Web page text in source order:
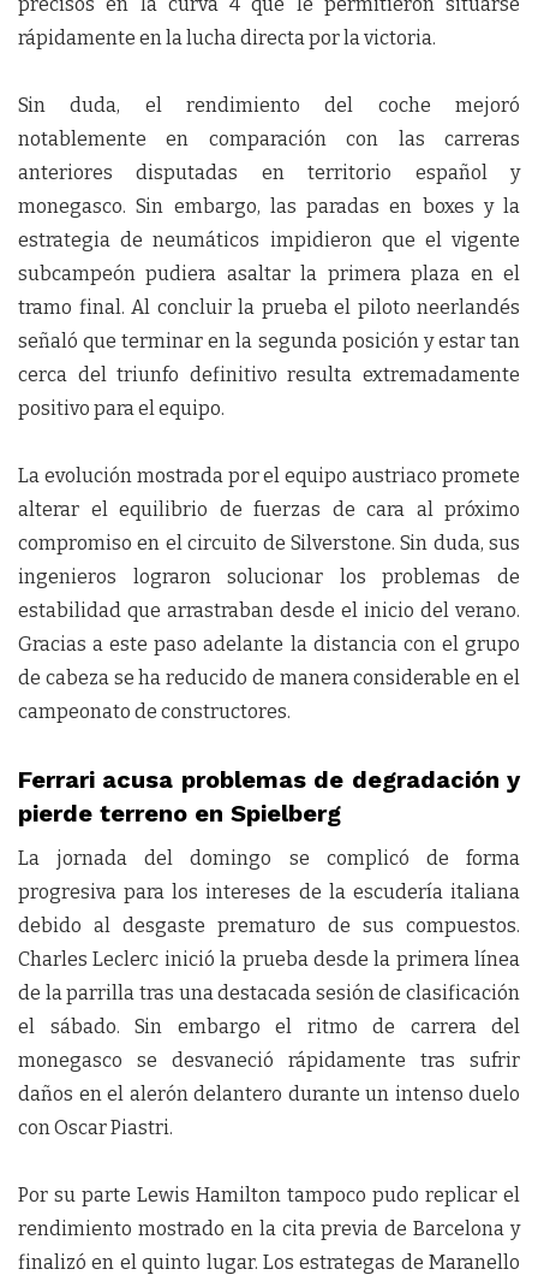
rápidamente en la lucha directa por la victoria.
Sin duda, el rendimiento del coche mejoró
notablemente en comparación con las carreras
anteriores disputadas en territorio español y
monegasco. Sin embargo, las paradas en boxes y la
estrategia de neumáticos impidieron que el vigente
subcampeón pudiera asaltar la primera plaza en el
tramo final. Al concluir la prueba el piloto neerlandés
señaló que terminar en la segunda posición y estar tan
cerca del triunfo definitivo resulta extremadamente
positivo para el equipo.
La evolución mostrada por el equipo austriaco promete
alterar el equilibrio de fuerzas de cara al próximo
compromiso en el circuito de Silverstone. Sin duda, sus
ingenieros lograron solucionar los problemas de
estabilidad que arrastraban desde el inicio del verano.
Gracias a este paso adelante la distancia con el grupo
de cabeza se ha reducido de manera considerable en el
campeonato de constructores.
Ferrari acusa problemas de degradación y
pierde terreno en Spielberg
La jornada del domingo se complicó de forma
progresiva para los intereses de la escudería italiana
debido al desgaste prematuro de sus compuestos.
Charles Leclerc inició la prueba desde la primera línea
de la parrilla tras una destacada sesión de clasificación
el sábado. Sin embargo el ritmo de carrera del
monegasco se desvaneció rápidamente tras sufrir
daños en el alerón delantero durante un intenso duelo
con Oscar Piastri.
Por su parte Lewis Hamilton tampoco pudo replicar el
rendimiento mostrado en la cita previa de Barcelona y
finalizó en el quinto lugar. Los estrategas de Maranello